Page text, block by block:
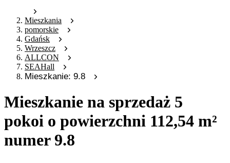
Mieszkania
pomorskie
Gdańsk
Wrzeszcz
ALLCON
SEAHall
Mieszkanie: 9.8
Mieszkanie na sprzedaż 5
pokoi o powierzchni 112,54 m²
numer 9.8